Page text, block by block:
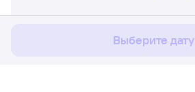
Выберите дату